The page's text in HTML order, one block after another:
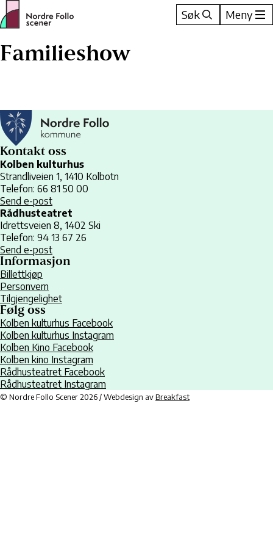
Hopp
til
innhold
Søk Meny
Familieshow
Kontakt oss
Kolben kulturhus
Strandliveien 1, 1410 Kolbotn
Telefon: 66 81 50 00
Send e-post
Rådhusteatret
Idrettsveien 8, 1402 Ski
Telefon: 94 13 67 26
Send e-post
Informasjon
Billettkjøp
Personvern
Tilgjengelighet
Følg oss
Kolben kulturhus Facebook
Kolben kulturhus Instagram
Kolben Kino Facebook
Kolben kino Instagram
Rådhusteatret Facebook
Rådhusteatret Instagram
© Nordre Follo Scener 2026 / Webdesign avBreakfast